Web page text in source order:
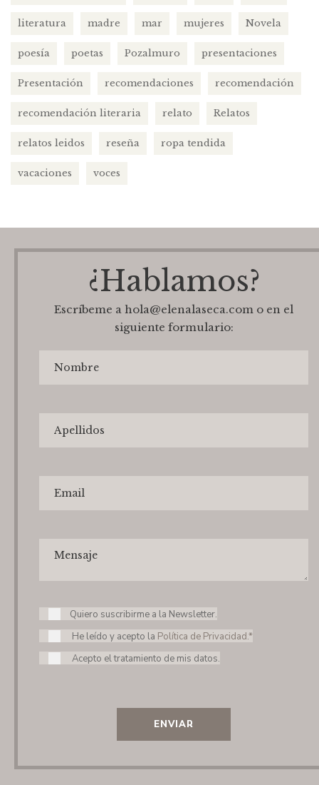
literatura madre mar mujeres Novela
poesía poetas Pozalmuro presentaciones
Presentación recomendaciones recomendación
recomendación literaria relato Relatos
relatos leidos reseña ropa tendida
vacaciones voces
¿Hablamos?
Escríbeme a hola@elenalaseca.com o en el
siguiente formulario:
Quiero suscribirme a la Newsletter.
He leído y acepto la Política de Privacidad.*
Acepto el tratamiento de mis datos.
ENVIAR